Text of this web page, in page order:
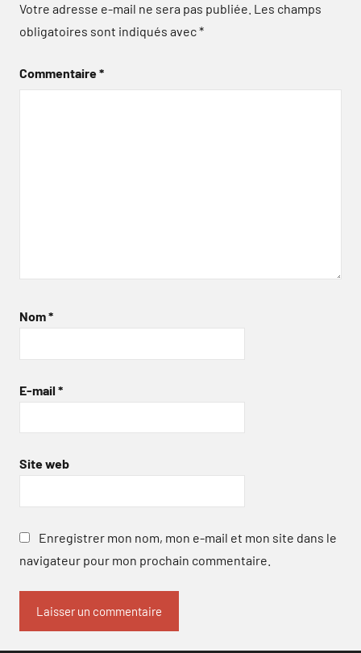
Votre adresse e-mail ne sera pas publiée. Les champs
obligatoires sont indiqués avec*
Commentaire*
Nom*
E-mail *
Site web
Enregistrer mon nom, mon e-mail et mon site dans le
navigateur pour mon prochain commentaire.